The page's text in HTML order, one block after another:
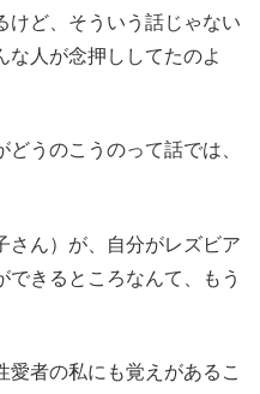
けど、そういう話じゃない
な人が念押ししてたのよ
うのこうのって話では、
さん）が、自分がレズビア
できるところなんて、もう
者の私にも覚えがあるこ